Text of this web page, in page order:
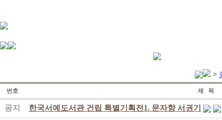
>
번호 제 목
공지 한국서예도서관 건립 특별기획전1. 문자향 서권기